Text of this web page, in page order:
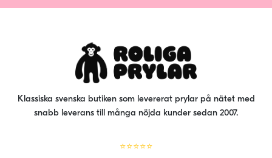
Klassiska svenska butiken som levererat prylar på nätet med
snabb leverans till många nöjda kunder sedan 2007.
⭐⭐⭐⭐⭐